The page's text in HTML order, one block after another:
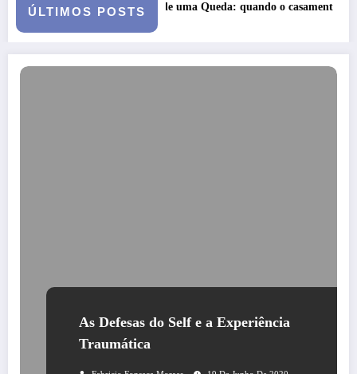
ÚLTIMOS POSTS
Queda: quando o casamento vai a julgamento Curso:
As Defesas do Self e a Experiência
Traumática